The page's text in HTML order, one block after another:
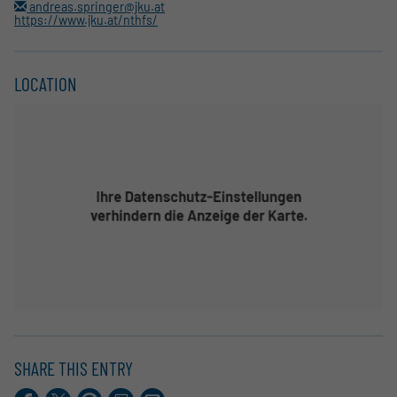
andreas.springer@jku.at
https://www.jku.at/nthfs/
LOCATION
SHARE THIS ENTRY